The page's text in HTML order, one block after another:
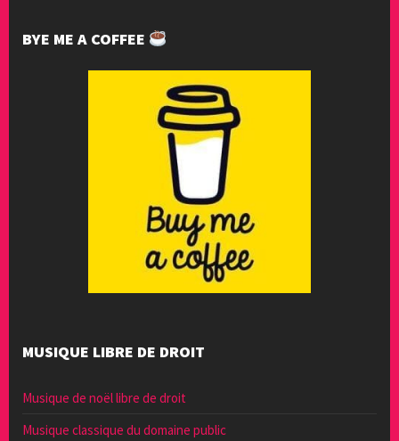
BYE ME A COFFEE
MUSIQUE LIBRE DE DROIT
Musique de noël libre de droit
Musique classique du domaine public